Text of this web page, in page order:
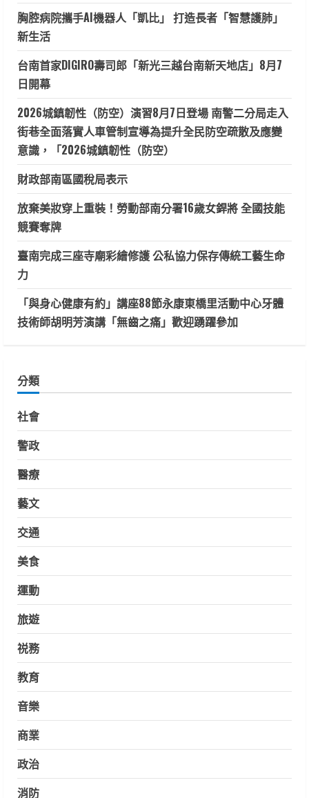
胸腔病院攜手AI機器人「凱比」 打造長者「智慧護肺」
新生活
台南首家DIGIRO壽司郎「新光三越台南新天地店」8月7
日開幕
2026城鎮韌性（防空）演習8月7日登場 南警二分局走入
街巷全面落實人車管制宣導為提升全民防空疏散及應變
意識，「2026城鎮韌性（防空）
財政部南區國稅局表示
放棄美妝穿上重裝！勞動部南分署16歲女銲將 全國技能
競賽奪牌
臺南完成三座寺廟彩繪修護 公私協力保存傳統工藝生命
力
「與身心健康有約」講座88節永康東橋里活動中心牙體
技術師胡明芳演講「無齒之痛」歡迎踴躍參加
分類
社會
警政
醫療
藝文
交通
美食
運動
旅遊
祱務
教育
音樂
商業
政治
消防